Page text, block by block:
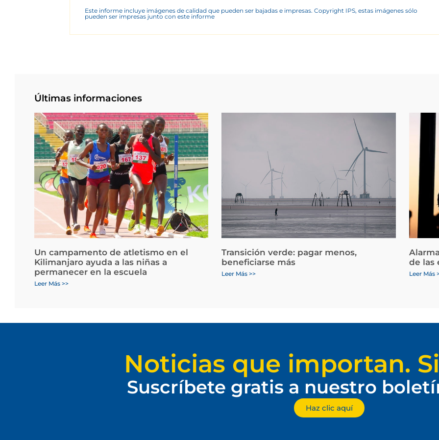
Este informe incluye imágenes de calidad que pueden ser bajadas e impresas. Copyright IPS, estas imágenes sólo
pueden ser impresas junto con este informe
Últimas informaciones
Un campamento de atletismo en el
Kilimanjaro ayuda a las niñas a
permanecer en la escuela
Leer Más >>
Transición verde: pagar menos,
beneficiarse más
Leer Más >>
de las
Leer Más
Noticias que importan.
Suscríbete gratis a nuestro
Haz clic aquí